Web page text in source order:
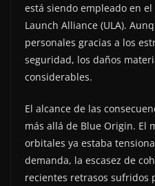
está siendo empleado en
Launch Alliance (ULA).
personales gracias a los
seguridad, los daños
considerables.
El alcance de las
más allá de Blue Origin. El
orbitales ya estaba
demanda, la escasez de
recientes retrasos sufridos